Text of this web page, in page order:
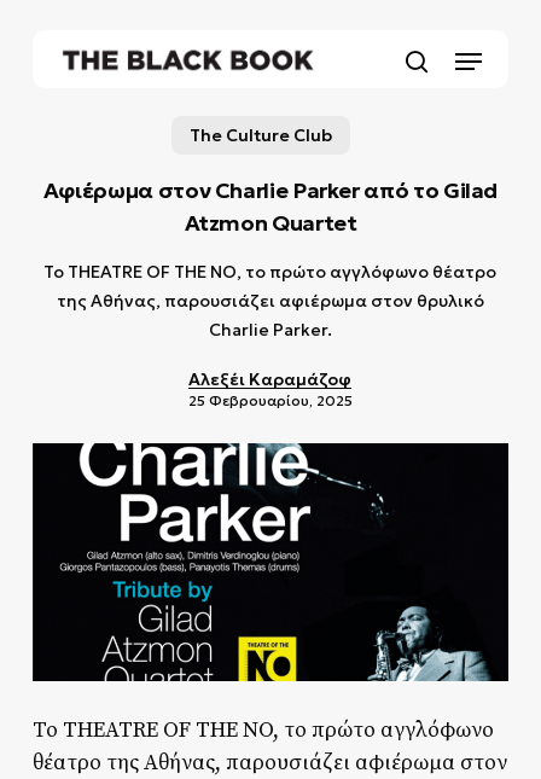
Menu
The Culture Club
Αφιέρωμα στον Charlie Parker από το Gilad
Atzmon Quartet
Το THEATRE OF THE NO, το πρώτο αγγλόφωνο θέατρο
της Αθήνας, παρουσιάζει αφιέρωμα στον θρυλικό
Charlie Parker.
Αλεξέι Καραμάζοφ
25 Φεβρουαρίου, 2025
Το THEATRE OF THE NO, το πρώτο αγγλόφωνο
θέατρο της Αθήνας, παρουσιάζει αφιέρωμα στον